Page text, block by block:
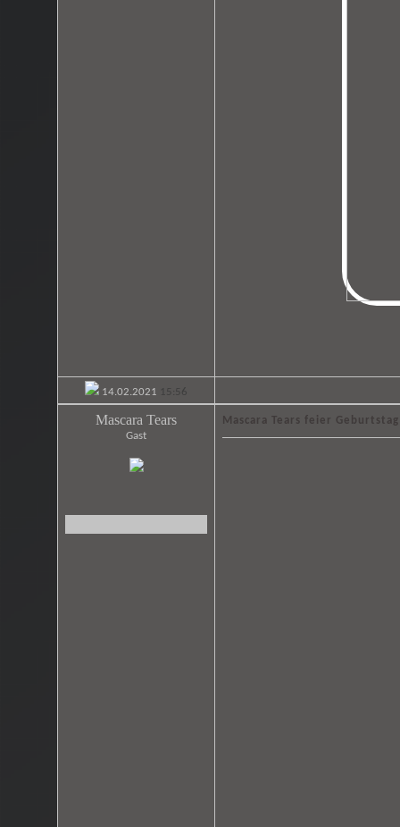
14.02.2021 15:56
Mascara Tears
Gast
Mascara Tears feier